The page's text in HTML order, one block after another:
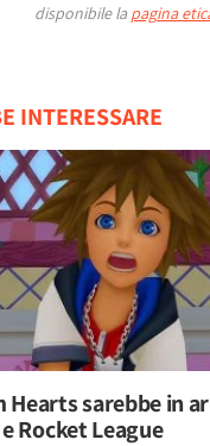
disponibile la pagina
INTERESSARE
Hearts sarebbe in
Rocket League